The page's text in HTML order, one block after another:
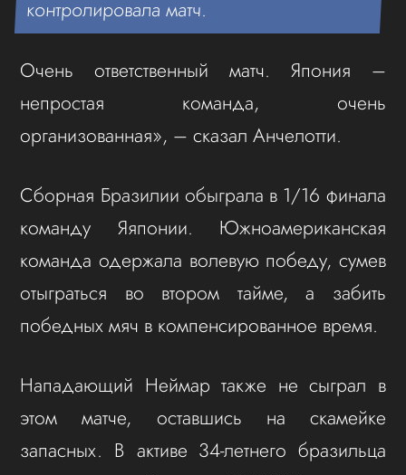
контролировала матч.
Очень ответственный матч. Япония –
непростая команда, очень
организованная», – сказал Анчелотти.
Сборная Бразилии обыграла в 1/16 финала
команду Яяпонии. Южноамериканская
команда одержала волевую победу, сумев
отыграться во втором тайме, а забить
победных мяч в компенсированное время.
Нападающий Неймар также не сыграл в
этом матче, оставшись на скамейке
запасных. В активе 34-летнего бразильца